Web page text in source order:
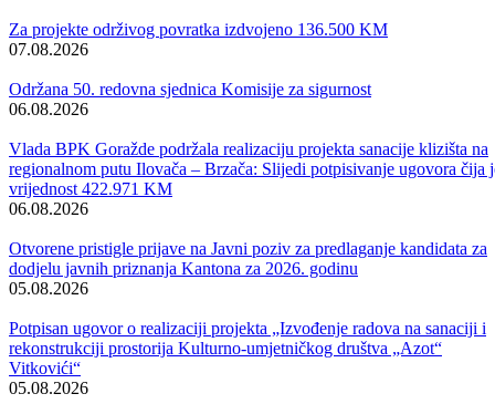
i sport Finalnoj smotri prisustvovala je Amira Borovac, stručna
savjetnica za predškolsko i osnovno obrazovanje, a učenike su pratili
nastavnici Sabina Makota i Junuz Silajdžić.
Za nastavak rada na zagovaranju i usvajanju predloženih mjera javne
politike svaki pobjednički tim dobio je 800 KM.
Za sve učesnike Finalne smotre planiran je i edukativni kamp krajem